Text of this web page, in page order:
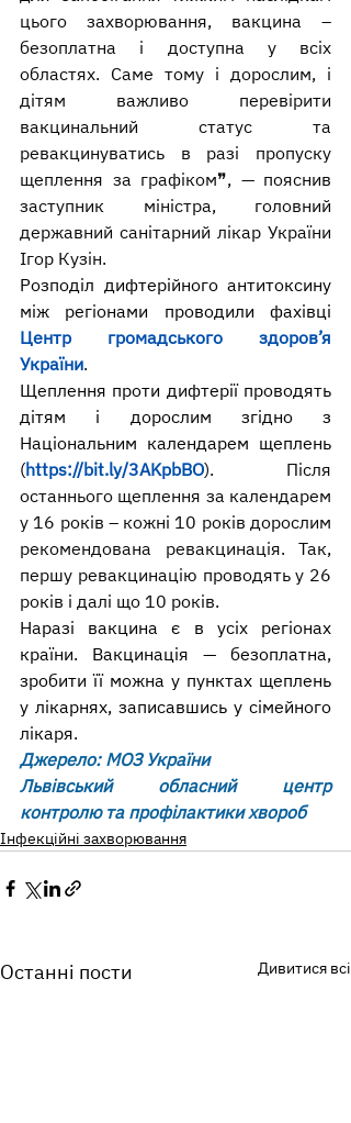
цього захворювання, вакцина –
безоплатна і доступна у всіх
областях. Саме тому і дорослим, і
дітям важливо перевірити
вакцинальний статус та
ревакцинуватись в разі пропуску
щеплення за графіком❞, — пояснив
заступник міністра, головний
державний санітарний лікар України
Ігор Кузін.
Розподіл дифтерійного антитоксину
Центр громадського здоров’я
України.
Щеплення проти дифтерії проводять
дітям і дорослим згідно з
Національним календарем щеплень
(https://bit.ly/3AKpbBO). Після
останнього щеплення за календарем
у 16 років – кожні 10 років дорослим
рекомендована ревакцинація. Так,
першу ревакцинацію проводять у 26
років і далі що 10 років.
Наразі вакцина є в усіх регіонах
країни. Вакцинація — безоплатна,
зробити її можна у пунктах щеплень
у лікарнях, записавшись у сімейного
лікаря.
Джерело: МОЗ України
Львівський обласний центр
контролю та профілактики хвороб
Інфекційні захворювання
Останні пости Дивитися всі